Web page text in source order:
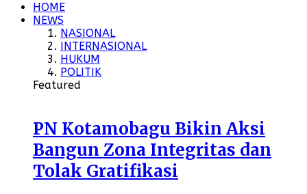
HOME
NEWS
NASIONAL
INTERNASIONAL
HUKUM
POLITIK
Featured
PN Kotamobagu Bikin Aksi
Bangun Zona Integritas dan
Tolak Gratifikasi